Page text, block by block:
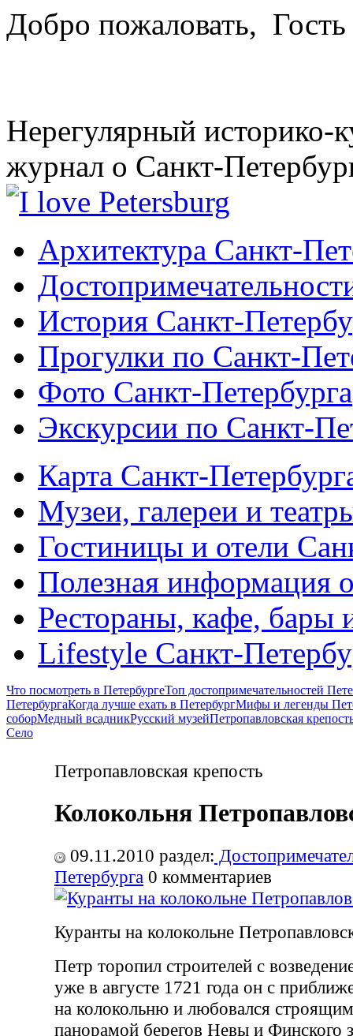
Добро пожаловать, Гость
Нерегулярный историко-
журнал о Санкт-
Архитектура Санкт-
История Санкт-
Прогулки по Санкт-
Фото Санкт-Петербурга
Экскурсии по Санкт-
Карта Санкт-
Музеи, галереи и
Гостиницы и отели
Полезная информация
Рестораны, кафе, бары
Lifestyle Санкт-
Что посмотреть в ПетербургеТоп достопримечательностей
ПетербургаКогда лучше ехать в ПетербургМифы и легенды
соборМедный всадникРусский музейПетропавловская
Село
Петропавловская крепость
Колокольня
09.11.2010 раздел:
Петербурга 0 комментариев
Куранты на колокольне
Петр торопил строителей с
уже в августе 1721 года он с
на колокольню и любовался
панорамой берегов Невы и Финского